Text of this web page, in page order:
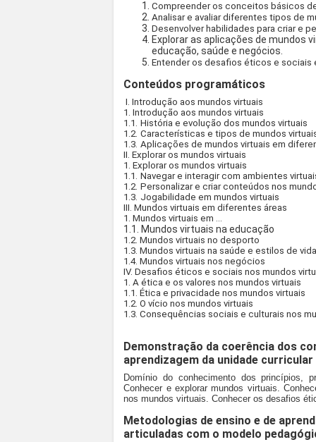
Compreender os conceitos básicos
Analisar e avaliar diferentes tipos de
Desenvolver habilidades para criar e
Explorar as aplicações de mundos
educação, saúde e negócios.
Entender os desafios éticos e sociais
Conteúdos programáticos
I. Introdução aos mundos virtuais
1. Introdução aos mundos virtuais
1.1. História e evolução dos mundos virtuais
1.2. Características e tipos de mundos
1.3. Aplicações de mundos virtuais em
II. Explorar os mundos virtuais
1. Explorar os mundos virtuais
1.1. Navegar e interagir com ambientes
1.2. Personalizar e criar conteúdos nos
1.3. Jogabilidade em mundos virtuais
III. Mundos virtuais em diferentes áreas
1. Mundos virtuais em ...
1.1. Mundos virtuais na educação
1.2. Mundos virtuais no desporto
1.3. Mundos virtuais na saúde e estilos de
1.4. Mundos virtuais nos negócios
IV. Desafios éticos e sociais nos mundos
1. A ética e os valores nos mundos virtuais
1.1. Ética e privacidade nos mundos virtuais
1.2. O vício nos mundos virtuais
1.3. Consequências sociais e culturais nos
Demonstração da coerência dos
aprendizagem da unidade curricular
Domínio do conhecimento dos princípios,
Conhecer e explorar mundos virtuais.
nos mundos virtuais. Conhecer os desafios
Metodologias de ensino e de
articuladas com o modelo